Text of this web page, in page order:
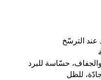
الترسّخ
حسّاسة للبرد
للظل